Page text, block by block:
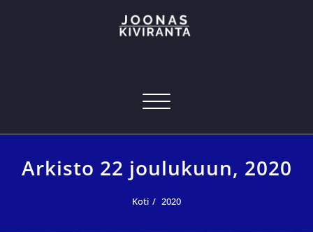
tekniikan osaaja
Navigoi
Arkisto 22 joulukuun, 2020
Koti 2020